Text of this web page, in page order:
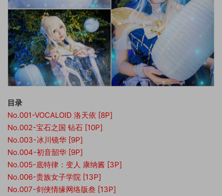
目录
No.001-VOCALOID 洛天依 [8P]
No.002-宝石之国 钻石 [10P]
No.003-冰川镜华 [9P]
No.004-初音韶华 [9P]
No.005-底特律：变人 康纳酱 [3P]
No.006-贵族女子学院 [13P]
No.007-剑侠情缘网络版叁 [13P]